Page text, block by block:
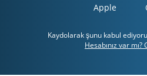
Apple
Kaydolarak şunu kabul
Hesabınız var mı?